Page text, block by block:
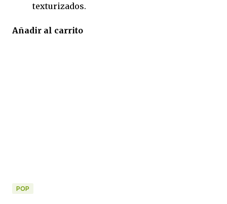
texturizados.
Añadir al carrito
POP